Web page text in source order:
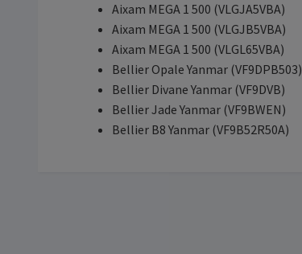
Aixam MEGA 1 500 (VLGJA5VBA)
Aixam MEGA 1 500 (VLGJB5VBA)
Aixam MEGA 1 500 (VLGL65VBA)
Bellier Opale Yanmar (VF9DPB503)
Bellier Divane Yanmar (VF9DVB)
Bellier Jade Yanmar (VF9BWEN)
Bellier B8 Yanmar (VF9B52R50A)